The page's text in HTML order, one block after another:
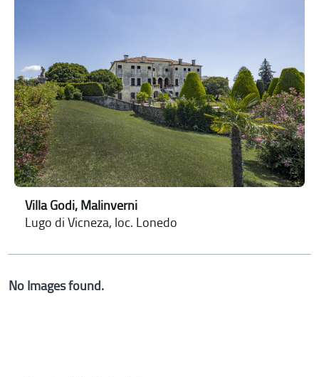
Villa Godi, Malinverni
Lugo di Vicneza, loc. Lonedo
No Images found.